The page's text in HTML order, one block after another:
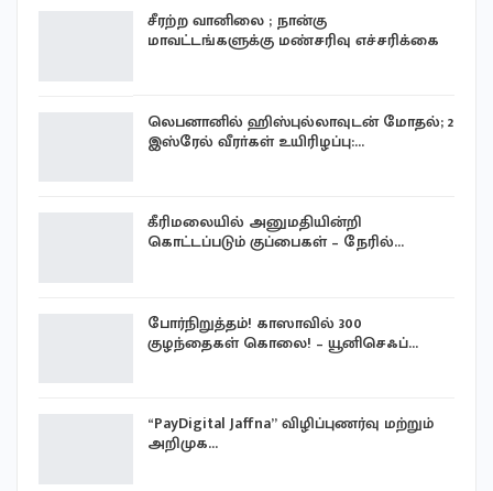
சீரற்ற வானிலை ; நான்கு
மாவட்டங்களுக்கு மண்சரிவு எச்சரிக்கை
லெபனானில் ஹிஸ்புல்லாவுடன் மோதல்; 2
இஸ்ரேல் வீரா்கள் உயிரிழப்பு:…
கீரிமலையில் அனுமதியின்றி
கொட்டப்படும் குப்பைகள் – நேரில்…
போர்நிறுத்தம்! காஸாவில் 300
குழந்தைகள் கொலை! – யூனிசெஃப்…
“PayDigital Jaffna” விழிப்புணர்வு மற்றும்
அறிமுக…